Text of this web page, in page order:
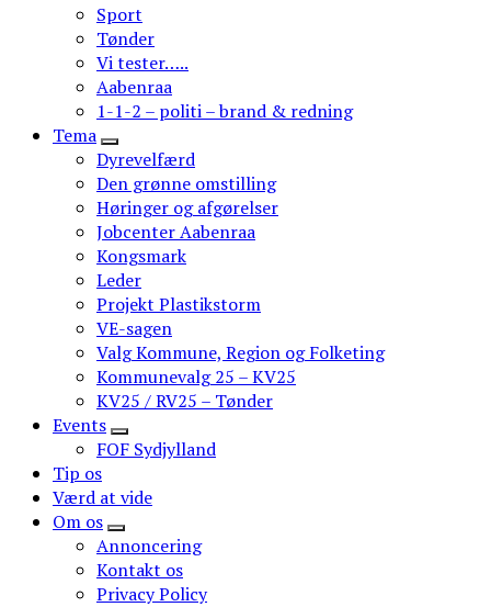
Sport
Tønder
Vi tester…..
Aabenraa
1-1-2 – politi – brand & redning
Tema
Dyrevelfærd
Den grønne omstilling
Høringer og afgørelser
Jobcenter Aabenraa
Kongsmark
Leder
Projekt Plastikstorm
VE-sagen
Valg Kommune, Region og Folketing
Kommunevalg 25 – KV25
KV25 / RV25 – Tønder
Events
FOF Sydjylland
Tip os
Værd at vide
Om os
Annoncering
Kontakt os
Privacy Policy